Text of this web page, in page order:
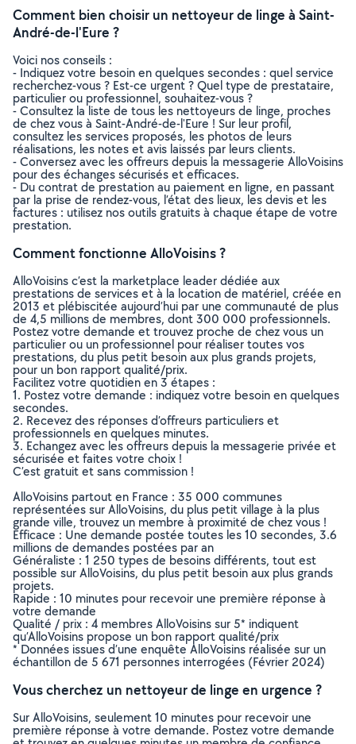
Comment bien choisir un nettoyeur de linge à Saint-
André-de-l'Eure ?
Voici nos conseils :
- Indiquez votre besoin en quelques secondes : quel service
recherchez-vous ? Est-ce urgent ? Quel type de prestataire,
particulier ou professionnel, souhaitez-vous ?
- Consultez la liste de tous les nettoyeurs de linge, proches
de chez vous à Saint-André-de-l'Eure ! Sur leur profil,
consultez les services proposés, les photos de leurs
réalisations, les notes et avis laissés par leurs clients.
- Conversez avec les offreurs depuis la messagerie AlloVoisins
pour des échanges sécurisés et efficaces.
- Du contrat de prestation au paiement en ligne, en passant
par la prise de rendez-vous, l’état des lieux, les devis et les
factures : utilisez nos outils gratuits à chaque étape de votre
prestation.
Comment fonctionne AlloVoisins ?
AlloVoisins c’est la marketplace leader dédiée aux
prestations de services et à la location de matériel, créée en
2013 et plébiscitée aujourd’hui par une communauté de plus
de 4,5 millions de membres, dont 300 000 professionnels.
Postez votre demande et trouvez proche de chez vous un
particulier ou un professionnel pour réaliser toutes vos
prestations, du plus petit besoin aux plus grands projets,
pour un bon rapport qualité/prix.
Facilitez votre quotidien en 3 étapes :
1. Postez votre demande : indiquez votre besoin en quelques
secondes.
2. Recevez des réponses d’offreurs particuliers et
professionnels en quelques minutes.
3. Echangez avec les offreurs depuis la messagerie privée et
sécurisée et faites votre choix !
C’est gratuit et sans commission !
AlloVoisins partout en France : 35 000 communes
représentées sur AlloVoisins, du plus petit village à la plus
grande ville, trouvez un membre à proximité de chez vous !
Efficace : Une demande postée toutes les 10 secondes, 3.6
millions de demandes postées par an
Généraliste : 1 250 types de besoins différents, tout est
possible sur AlloVoisins, du plus petit besoin aux plus grands
projets.
Rapide : 10 minutes pour recevoir une première réponse à
votre demande
Qualité / prix : 4 membres AlloVoisins sur 5* indiquent
qu’AlloVoisins propose un bon rapport qualité/prix
* Données issues d’une enquête AlloVoisins réalisée sur un
échantillon de 5 671 personnes interrogées (Février 2024)
Vous cherchez un nettoyeur de linge en urgence ?
Sur AlloVoisins, seulement 10 minutes pour recevoir une
première réponse à votre demande. Postez votre demande